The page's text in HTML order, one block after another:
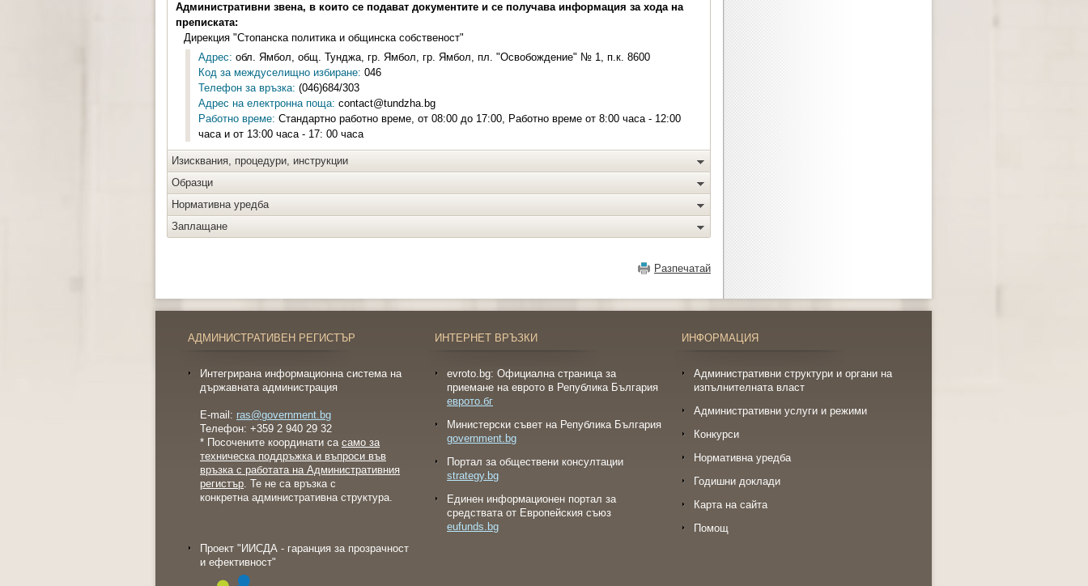
Административни звена, в които се подават документите и се получава информация за хода на
преписката:
Дирекция "Стопанска политика и общинска собственост"
Адрес: обл. Ямбол, общ. Тунджа, гр. Ямбол, гр. Ямбол, пл. "Освобождение" № 1, п.к. 8600
Код за междуселищно избиране: 046
Телефон за връзка: (046)684/303
Адрес на електронна поща: contact@tundzha.bg
Работно време: Стандартно работно време, от 08:00 до 17:00, Работно време от 8:00 часа - 12:00
часа и от 13:00 часа - 17: 00 часа
Изисквания, процедури, инструкции
Образци
Нормативна уредба
Заплащане
Разпечатай
АДМИНИСТРАТИВЕН РЕГИСТЪР
Интегрирана информационна система на
държавната администрация
E-mail: ras@government.bg
Телефон: +359 2 940 29 32
* Посочените координати са само за
техническа поддръжка и въпроси във
връзка с работата на Административния
регистър. Те не са връзка с
конкретна административна структура.
Проект "ИИСДА - гаранция за прозрачност
и ефективност"
ИНТЕРНЕТ ВРЪЗКИ
evroto.bg: Официална страница за
приемане на еврото в Република България
еврото.бг
Министерски съвет на Република България
government.bg
Портал за обществени консултации
strategy.bg
Eдинен информационен портал за
средствата от Европейския съюз
eufunds.bg
ИНФОРМАЦИЯ
Административни структури и органи на
изпълнителната власт
Административни услуги и режими
Конкурси
Нормативна уредба
Годишни доклади
Карта на сайта
Помощ